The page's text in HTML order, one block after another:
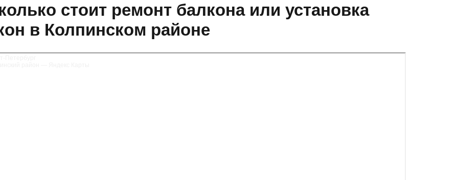
стоит ремонт балкона или установка
в Колпинском районе